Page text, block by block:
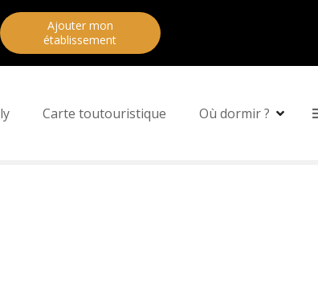
Ajouter mon
établissement
Carte toutouristique Où dormir ?